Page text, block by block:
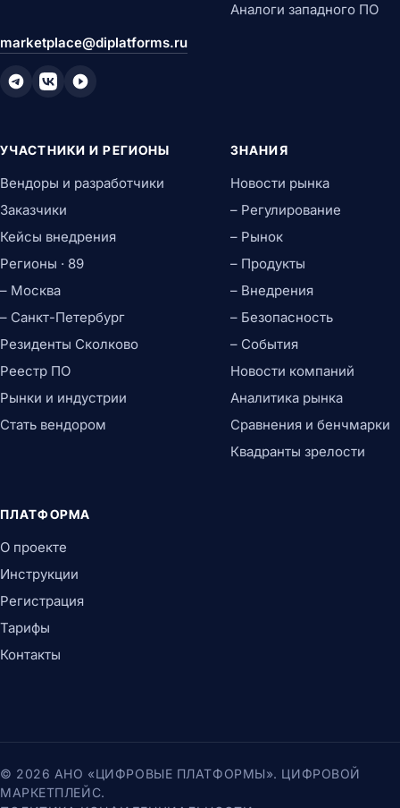
marketplace@diplatforms.ru
Аналоги западного ПО
УЧАСТНИКИ И РЕГИОНЫ
Вендоры и разработчики
Заказчики
Кейсы внедрения
Регионы · 89
– Москва
– Санкт-Петербург
Резиденты Сколково
Реестр ПО
Рынки и индустрии
Стать вендором
ЗНАНИЯ
Новости рынка
– Регулирование
– Рынок
– Продукты
– Внедрения
– Безопасность
– События
Новости компаний
Аналитика рынка
Сравнения и бенчмарки
Квадранты зрелости
ПЛАТФОРМА
О проекте
Инструкции
Регистрация
Тарифы
Контакты
© 2026 АНО «ЦИФРОВЫЕ ПЛАТФОРМЫ». ЦИФРОВОЙ
МАРКЕТПЛЕЙС.